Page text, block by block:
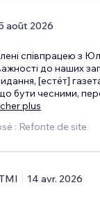
août 2026
співпрацею з
до наших
[естéт]
бути чесними,
plus
: Refonte de site
14 avr. 2026